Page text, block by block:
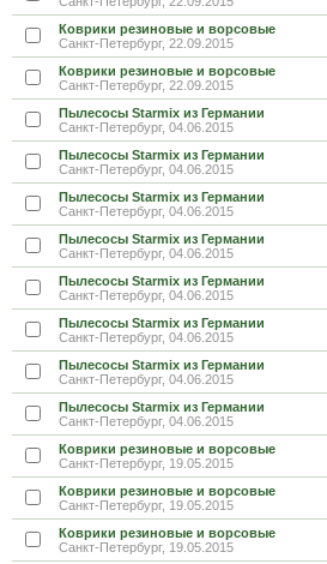
Коврики резиновые и ворсовые
Санкт-Петербург, 22.09.2015
Коврики резиновые и ворсовые
Санкт-Петербург, 22.09.2015
Пылесосы Starmix из Германии
Санкт-Петербург, 04.06.2015
Пылесосы Starmix из Германии
Санкт-Петербург, 04.06.2015
Пылесосы Starmix из Германии
Санкт-Петербург, 04.06.2015
Пылесосы Starmix из Германии
Санкт-Петербург, 04.06.2015
Пылесосы Starmix из Германии
Санкт-Петербург, 04.06.2015
Пылесосы Starmix из Германии
Санкт-Петербург, 04.06.2015
Пылесосы Starmix из Германии
Санкт-Петербург, 04.06.2015
Пылесосы Starmix из Германии
Санкт-Петербург, 04.06.2015
Коврики резиновые и ворсовые
Санкт-Петербург, 19.05.2015
Коврики резиновые и ворсовые
Санкт-Петербург, 19.05.2015
Коврики резиновые и ворсовые
Санкт-Петербург, 19.05.2015